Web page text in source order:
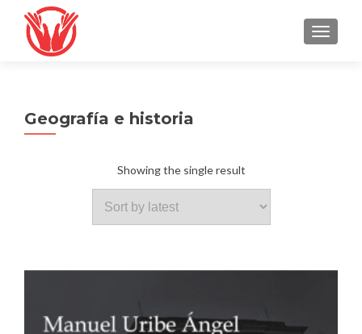
Geografía e historia
Showing the single result